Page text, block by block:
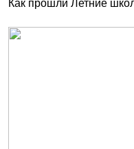
Как прошли Летние